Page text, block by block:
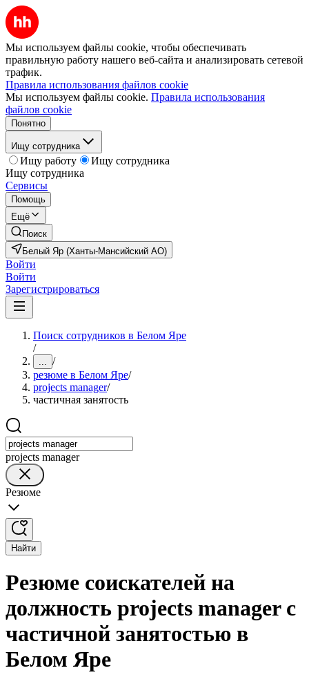
Мы используем файлы cookie, чтобы обеспечивать
правильную работу нашего веб-сайта и анализировать сетевой
трафик.
Правила использования файлов cookie
Мы используем файлы cookie. Правила использования
файлов cookie
Понятно
Ищу сотрудника
Ищу работу
Ищу сотрудника
Ищу сотрудника
Сервисы
Помощь
Ещё
Поиск
Белый Яр (Ханты-Мансийский АО)
Войти
Войти
Зарегистрироваться
Поиск сотрудников в Белом Яре
/
... /
резюме в Белом Яре/
projects manager/
частичная занятость
projects manager
Резюме
Найти
Резюме соискателей на
должность projects manager с
частичной занятостью в
Белом Яре